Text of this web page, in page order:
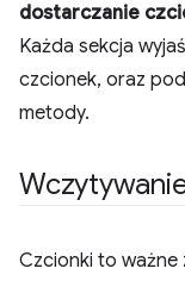
dostarczanie
Każda sekcja
czcionek, oraz
metody.
Czcionki to ważne